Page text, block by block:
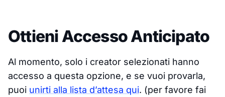
Ottieni Accesso Anticipato
Al momento, solo i creator selezionati hanno
accesso a questa opzione, e se vuoi provarla,
puoi unirti alla lista d’attesa qui. (per favore fai